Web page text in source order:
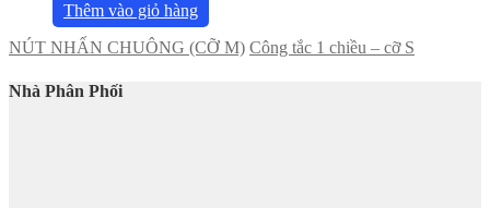
Thêm vào giỏ hàng
NÚT NHẤN CHUÔNG (CỠ M) Công tắc 1 chiều – cỡ S
Nhà Phân Phối